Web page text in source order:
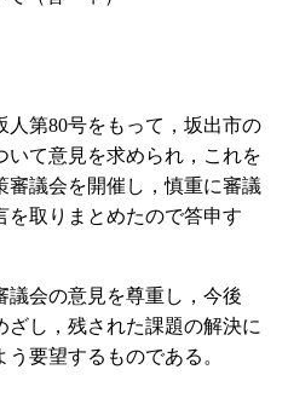
第80号をもって，坂出市の
いて意見を求められ，これを
審議会を開催し，慎重に審議
を取りまとめたので答申す
会の意見を尊重し，今後
し，残された課題の解決に
要望するものである。